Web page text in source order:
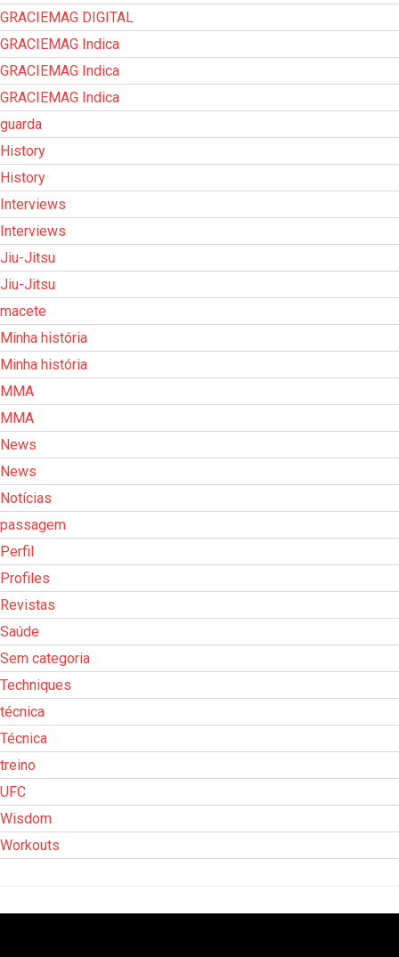
GRACIEMAG DIGITAL
GRACIEMAG Indica
GRACIEMAG Indica
GRACIEMAG Indica
guarda
History
History
Interviews
Interviews
Jiu-Jitsu
Jiu-Jitsu
macete
Minha história
Minha história
MMA
MMA
News
News
Notícias
passagem
Perfil
Profiles
Revistas
Saúde
Sem categoria
Techniques
técnica
Técnica
treino
UFC
Wisdom
Workouts